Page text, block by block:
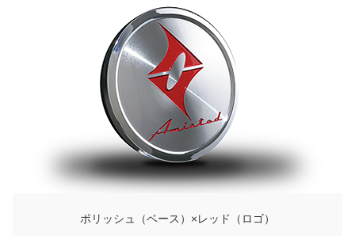
ポリッシュ（ベース）×レッド（ロゴ）